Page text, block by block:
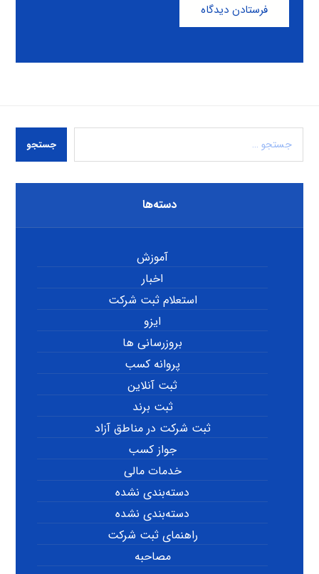
فرستادن دیدگاه
جستجو
دسته‌ها
آموزش
اخبار
استعلام ثبت شرکت
ایزو
بروزرسانی ها
پروانه کسب
ثبت آنلاین
ثبت برند
ثبت شرکت در مناطق آزاد
جواز کسب
خدمات مالی
دسته‌بندی نشده
دسته‌بندی نشده
راهنمای ثبت شرکت
مصاحبه